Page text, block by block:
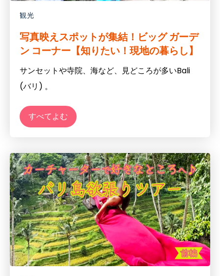
観光
写真映えスポットが集結！ビッグ ガーデ
ン コーナー【知りたい！現地の暮らし】
サンセットや寺院、海など、見どころが多いBali
(バリ ) 。
すべてよむ